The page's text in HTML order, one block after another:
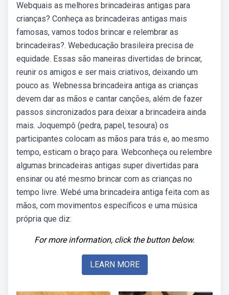
Webquais as melhores brincadeiras antigas para
crianças? Conheça as brincadeiras antigas mais
famosas, vamos todos brincar e relembrar as
brincadeiras?. Webeducação brasileira precisa de
equidade. Essas são maneiras divertidas de brincar,
reunir os amigos e ser mais criativos, deixando um
pouco as. Webnessa brincadeira antiga as crianças
devem dar as mãos e cantar canções, além de fazer
passos sincronizados para deixar a brincadeira ainda
mais. Joquempô (pedra, papel, tesoura) os
participantes colocam as mãos para trás e, ao mesmo
tempo, esticam o braço para. Webconheça ou relembre
algumas brincadeiras antigas super divertidas para
ensinar ou até mesmo brincar com as crianças no
tempo livre. Webé uma brincadeira antiga feita com as
mãos, com movimentos específicos e uma música
própria que diz:
For more information, click the button below.
LEARN MORE